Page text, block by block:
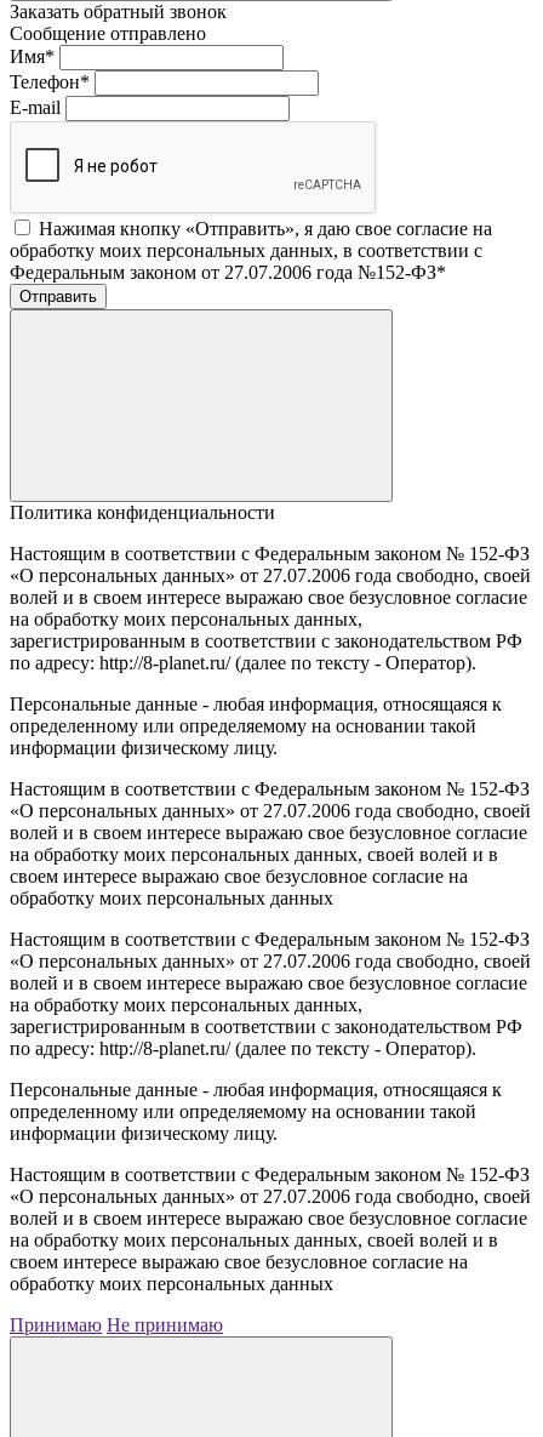
Заказать обратный звонок
Сообщение отправлено
Имя*
Телефон*
E-mail
Нажимая кнопку «Отправить», я даю свое согласие на
обработку моих персональных данных, в соответствии с
Федеральным законом от 27.07.2006 года №152-ФЗ*
Отправить
Политика конфиденциальности
Настоящим в соответствии с Федеральным законом № 152-ФЗ
«О персональных данных» от 27.07.2006 года свободно, своей
волей и в своем интересе выражаю свое безусловное согласие
на обработку моих персональных данных,
зарегистрированным в соответствии с законодательством РФ
по адресу: http://8-planet.ru/ (далее по тексту - Оператор).
Персональные данные - любая информация, относящаяся к
определенному или определяемому на основании такой
информации физическому лицу.
Настоящим в соответствии с Федеральным законом № 152-ФЗ
«О персональных данных» от 27.07.2006 года свободно, своей
волей и в своем интересе выражаю свое безусловное согласие
на обработку моих персональных данных, своей волей и в
своем интересе выражаю свое безусловное согласие на
обработку моих персональных данных
Настоящим в соответствии с Федеральным законом № 152-ФЗ
«О персональных данных» от 27.07.2006 года свободно, своей
волей и в своем интересе выражаю свое безусловное согласие
на обработку моих персональных данных,
зарегистрированным в соответствии с законодательством РФ
по адресу: http://8-planet.ru/ (далее по тексту - Оператор).
Персональные данные - любая информация, относящаяся к
определенному или определяемому на основании такой
информации физическому лицу.
Настоящим в соответствии с Федеральным законом № 152-ФЗ
«О персональных данных» от 27.07.2006 года свободно, своей
волей и в своем интересе выражаю свое безусловное согласие
на обработку моих персональных данных, своей волей и в
своем интересе выражаю свое безусловное согласие на
обработку моих персональных данных
Принимаю Не принимаю